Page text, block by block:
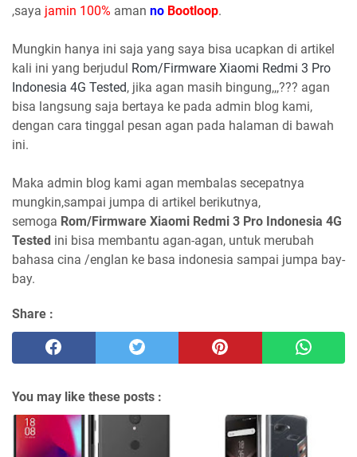
,saya jamin 100% aman no Bootloop.
Mungkin hanya ini saja yang saya bisa ucapkan di artikel
kali ini yang berjudul Rom/Firmware Xiaomi Redmi 3 Pro
Indonesia 4G Tested, jika agan masih bingung,,,??? agan
bisa langsung saja bertaya ke pada admin blog kami,
dengan cara tinggal pesan agan pada halaman di bawah
ini.
Maka admin blog kami agan membalas secepatnya
mungkin,sampai jumpa di artikel berikutnya,
semoga Rom/Firmware Xiaomi Redmi 3 Pro Indonesia 4G
Tested ini bisa membantu agan-agan, untuk merubah
bahasa cina /englan ke basa indonesia sampai jumpa bay-
bay.
Share :
You may like these posts :